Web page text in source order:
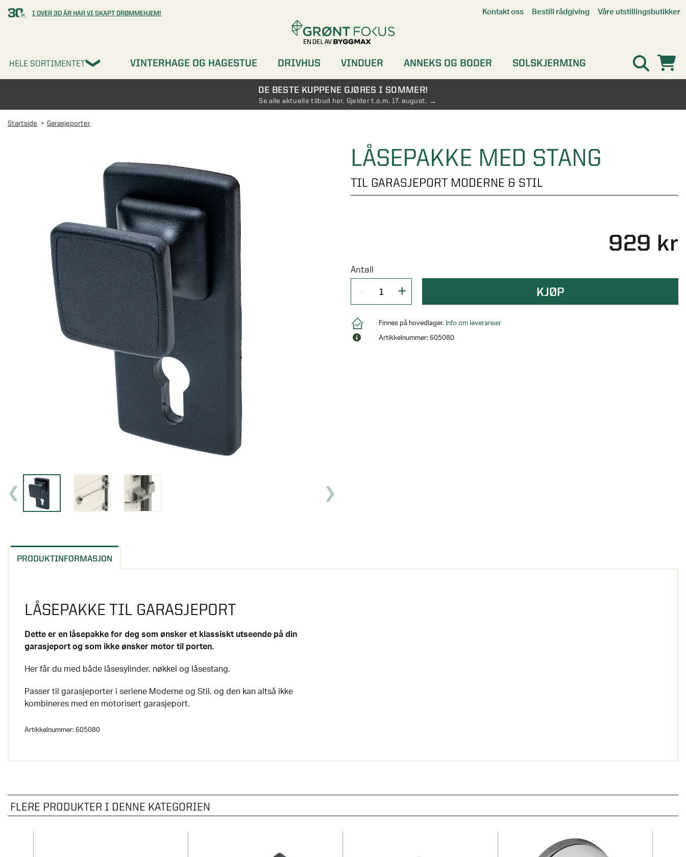
I OVER 30 ÅR HAR VI SKAPT DRØMMEHJEM! Kontakt oss Bestill rådgiving Våre utstillingsbutikker
Kristiansand
HELE SORTIMENTET VINTERHAGE OG HAGESTUE DRIVHUS VINDUER ANNEKS OG BODER
SOLSKJERMING
DØRER
GARDEROBER
DE BESTE KUPPENE GJØRES I SOMMER!
Se alle aktuelle tilbud her. Gjelder t.o.m. 17. august.
Startside Garasjeporter
LÅSEPAKKE MED STANG
TIL GARASJEPORT MODERNE & STIL
929 kr
Antall
KJØP
Finnes på hovedlager. Info om leveranser
Artikkelnummer: 605080
PRODUKTINFORMASJON
LÅSEPAKKE TIL GARASJEPORT
Dette er en låsepakke for deg som ønsker et klassiskt utseende på din
garasjeport og som ikke ønsker motor til porten.
Her får du med både låsesylinder, nøkkel og låsestang.
Passer til garasjeporter i seriene Moderne og Stil, og den kan altså ikke
kombineres med en motorisert garasjeport.
Artikkelnummer: 605080
FLERE PRODUKTER I DENNE KATEGORIEN